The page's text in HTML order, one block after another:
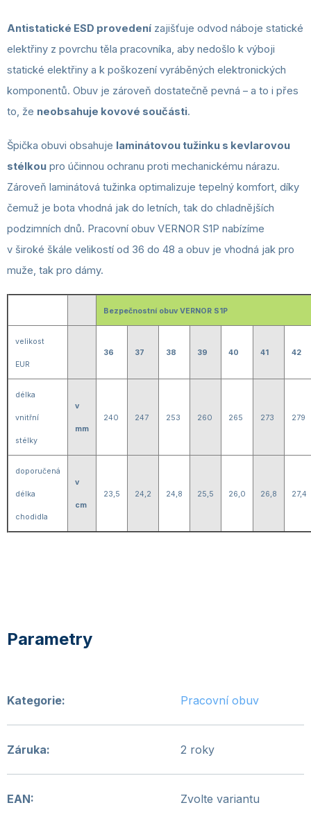
Antistatické ESD provedení zajišťuje odvod náboje statické
elektřiny z povrchu těla pracovníka, aby nedošlo k výboji
statické elektřiny a k poškození vyráběných elektronických
komponentů. Obuv je zároveň dostatečně pevná – a to i přes
to, že neobsahuje kovové součásti.
Špička obuvi obsahuje laminátovou tužinku s kevlarovou
stélkou pro účinnou ochranu proti mechanickému nárazu.
Zároveň laminátová tužinka optimalizuje tepelný komfort, díky
čemuž je bota vhodná jak do letních, tak do chladnějších
podzimních dnů. Pracovní obuv VERNOR S1P nabízíme
v široké škále velikostí od 36 do 48 a obuv je vhodná jak pro
muže, tak pro dámy.
Bezpečnostní obuv VERNOR S1P
velikost
EUR
36 37 38 39 40 41 42
délka
vnitřní
stélky
v
mm
240 247 253 260 265 273 279
doporučená
délka
chodidla
v
cm
23,5 24,2 24,8 25,5 26,0 26,8 27,4
Kategorie: Pracovní obuv
Záruka: 2 roky
EAN: Zvolte variantu